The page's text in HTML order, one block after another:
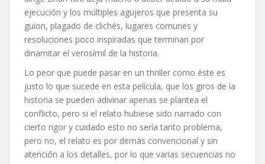
ejecución y los múltiples agujeros que presenta su
guion, plagado de clichés, lugares comunes y
resoluciones poco inspiradas que terminan por
dinamitar el verosímil de la historia.
Lo peor que puede pasar en un thriller como éste es
justo lo que sucede en esta película, que los giros de la
historia se pueden adivinar apenas se plantea el
conflicto, pero si el relato hubiese sido narrado con
cierto rigor y cuidado esto no sería tanto problema,
pero no, el relato es por demás convencional y sin
atención a los detalles, por lo que varias secuencias no